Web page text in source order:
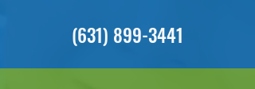
(631) 899-3441